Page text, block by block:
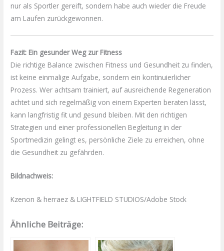
nur als Sportler gereift, sondern habe auch wieder die Freude
am Laufen zurückgewonnen.
Fazit: Ein gesunder Weg zur Fitness
Die richtige Balance zwischen Fitness und Gesundheit zu finden,
ist keine einmalige Aufgabe, sondern ein kontinuierlicher
Prozess. Wer achtsam trainiert, auf ausreichende Regeneration
achtet und sich regelmäßig von einem Experten beraten lässt,
kann langfristig fit und gesund bleiben. Mit den richtigen
Strategien und einer professionellen Begleitung in der
Sportmedizin gelingt es, persönliche Ziele zu erreichen, ohne
die Gesundheit zu gefährden.
Bildnachweis:
Kzenon & herraez & LIGHTFIELD STUDIOS/Adobe Stock
Ähnliche Beiträge: